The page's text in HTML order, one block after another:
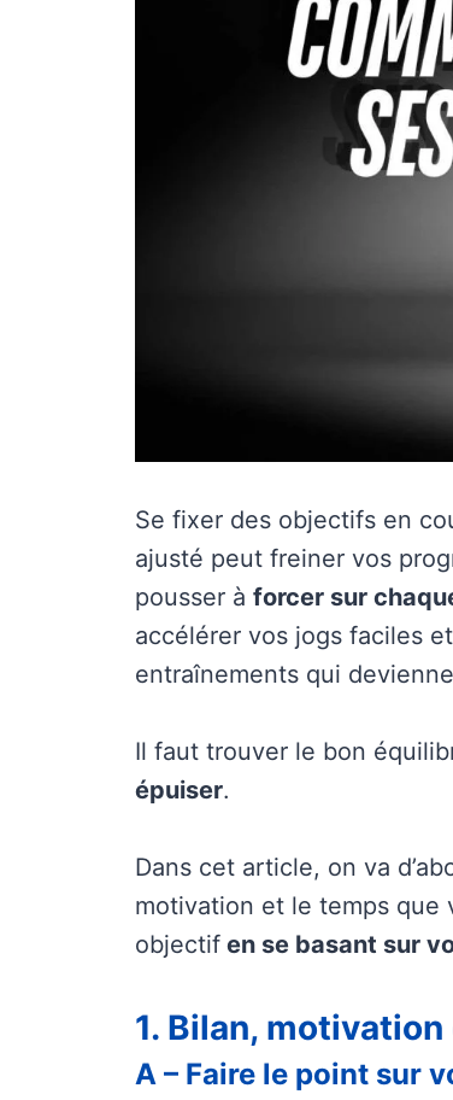
Se fixer des objectifs en
ajusté peut freiner vos
pousser à forcer sur
accélérer vos jogs faciles
entraînements qui
Il faut trouver le bon
épuiser.
Dans cet article, on va
motivation et le temps que
objectif en se basant sur
1. Bilan,
A – Faire le point sur